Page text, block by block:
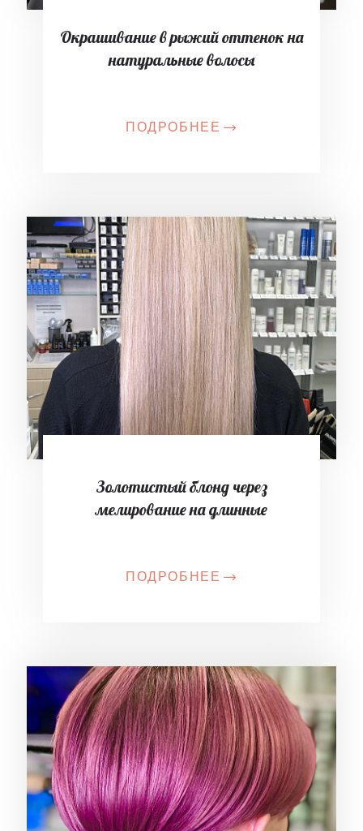
Окрашивание в рыжий оттенок на
натуральные волосы
ПОДРОБНЕЕ
Золотистый блонд через
мелирование на длинные
ПОДРОБНЕЕ